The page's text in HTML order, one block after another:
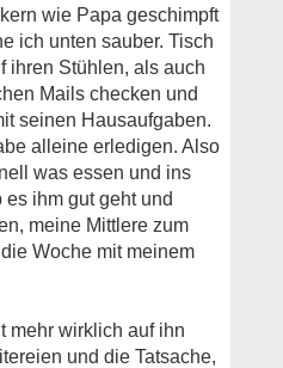
wie Papa geschimpft
ich unten sauber. Tisch
ihren Stühlen, als auch
Mails checken und
seinen Hausaufgaben.
alleine erledigen. Also
was essen und ins
ihm gut geht und
meine Mittlere zum
Woche mit meinem
mehr wirklich auf ihn
und die Tatsache,